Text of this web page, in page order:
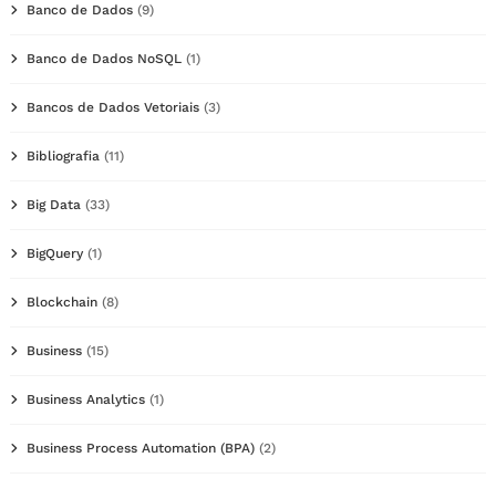
Banco de Dados (9)
Banco de Dados NoSQL (1)
Bancos de Dados Vetoriais (3)
Bibliografia (11)
Big Data (33)
BigQuery (1)
Blockchain (8)
Business (15)
Business Analytics (1)
Business Process Automation (BPA) (2)